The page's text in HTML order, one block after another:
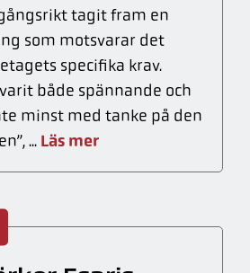
tagit fram en
som motsvarar det
specifika krav.
både spännande och
minst med tanke på den
... Läs mer